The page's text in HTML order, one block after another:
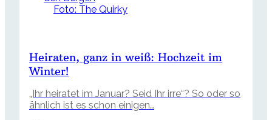
Foto: The Quirky
Heiraten, ganz in weiß: Hochzeit im
Winter!
„Ihr heiratet im Januar? Seid Ihr irre“? So oder so
ähnlich ist es schon einigen…